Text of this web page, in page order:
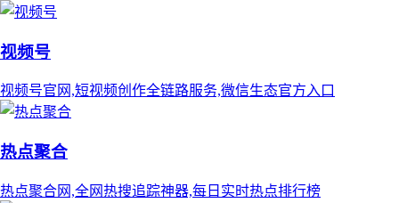
视频号
视频号官网,短视频创作全链路服务,微信生态官方入口
热点聚合
热点聚合网,全网热搜追踪神器,每日实时热点排行榜